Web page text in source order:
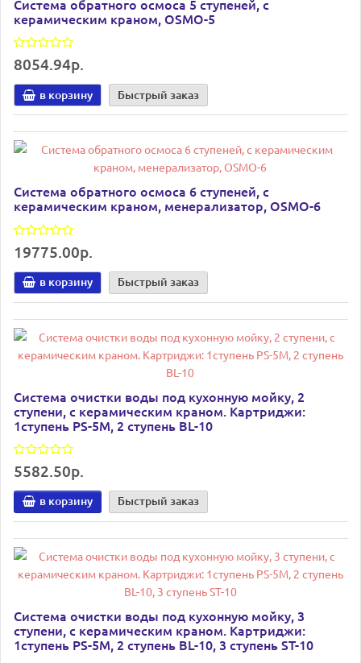
Система обратного осмоса 5 ступеней, с
керамическим краном, OSMO-5
8054.94р.
в корзину Быстрый заказ
Система обратного осмоса 6 ступеней, с
керамическим краном, менерализатор, OSMO-6
19775.00р.
в корзину Быстрый заказ
Система очистки воды под кухонную мойку, 2
ступени, с керамическим краном. Картриджи:
1ступень PS-5M, 2 ступень BL-10
5582.50р.
в корзину Быстрый заказ
Система очистки воды под кухонную мойку, 3
ступени, с керамическим краном. Картриджи:
1ступень PS-5M, 2 ступень BL-10, 3 ступень ST-10